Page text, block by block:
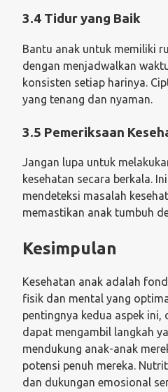
3.4 Tidur yang Baik
Bantu anak untuk memiliki
dengan menjadwalkan
konsisten setiap harinya.
yang tenang dan nyaman.
3.5 Pemeriksaan
Jangan lupa untuk
kesehatan secara berkala.
mendeteksi masalah
memastikan anak tumbuh
Kesimpulan
Kesehatan anak adalah
fisik dan mental yang
pentingnya kedua aspek ini,
dapat mengambil langkah
mendukung anak-anak
potensi penuh mereka.
dan dukungan emosional